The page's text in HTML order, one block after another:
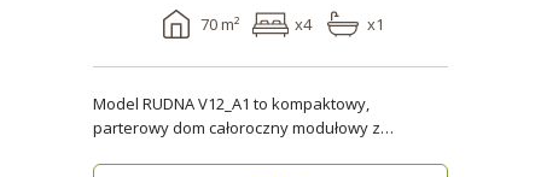
70 m² x4 x1
Model RUDNA V12_A1 to kompaktowy,
parterowy dom całoroczny modułowy z